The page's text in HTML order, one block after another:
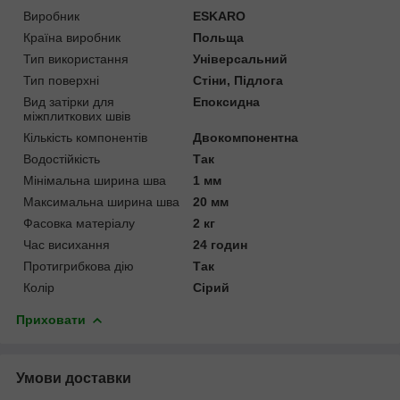
Виробник
ESKARO
Країна виробник
Польща
Тип використання
Універсальний
Тип поверхні
Стіни, Підлога
Вид затірки для
міжплиткових швів
Епоксидна
Кількість компонентів
Двокомпонентна
Водостійкість
Так
Мінімальна ширина шва
1 мм
Максимальна ширина шва
20 мм
Фасовка матеріалу
2 кг
Час висихання
24 годин
Протигрибкова дію
Так
Колір
Сірий
Приховати
Умови доставки